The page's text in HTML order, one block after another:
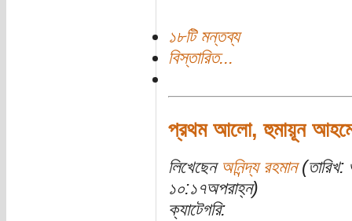
১৮টি মন্তব্য
বিস্তারিত...
প্রথম আলো, হুমায়ূন
লিখেছেন অনিন্দ্য রহমান
১০:১৭অপরাহ্ন)
ক্যাটেগরি: